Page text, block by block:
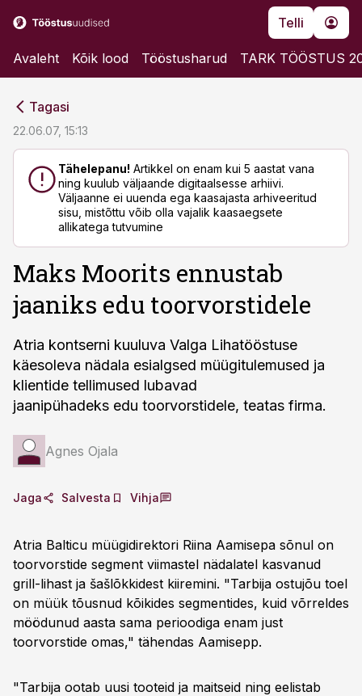
Telli
Avaleht Kõik lood Tööstusharud TARK TÖÖSTUS
Tagasi
22.06.07, 15:13
Tähelepanu! Artikkel on enam kui 5 aastat vana
ning kuulub väljaande digitaalsesse arhiivi.
Väljaanne ei uuenda ega kaasajasta arhiveeritud
sisu, mistõttu võib olla vajalik kaasaegsete
allikatega tutvumine
Maks Moorits ennustab
jaaniks edu toorvorstidele
Atria kontserni kuuluva Valga Lihatööstuse
käesoleva nädala esialgsed müügitulemused ja
klientide tellimused lubavad
jaanipühadeks edu toorvorstidele, teatas firma.
Agnes Ojala
Jaga Salvesta Vihja
Atria Balticu müügidirektori Riina Aamisepa sõnul on
toorvorstide segment viimastel nädalatel kasvanud
grill-lihast ja šašlõkkidest kiiremini. "Tarbija ostujõu toel
on müük tõusnud kõikides segmentides, kuid võrreldes
möödunud aasta sama perioodiga enam just
toorvorstide omas," tähendas Aamisepp.
"Tarbija ootab uusi tooteid ja maitseid ning eelistab